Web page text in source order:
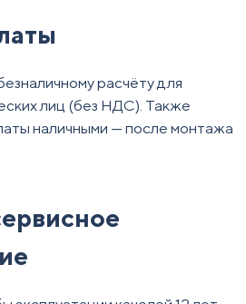
расчёту для
лиц (без НДС). Также
наличными — после монтажа